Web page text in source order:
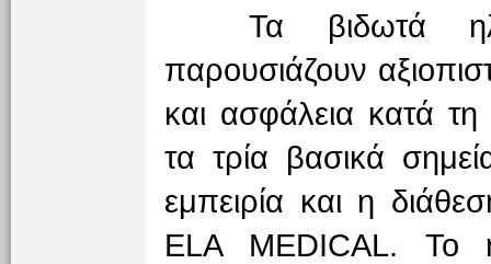
Τα βιδωτά
παρουσιάζουν
και ασφάλεια κατά
τα τρία βασικά
εμπειρία και η
ELA MEDICAL. Το